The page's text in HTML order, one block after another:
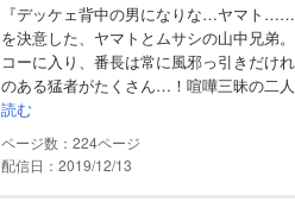
『デッケェ背中の男になりな…ヤマト
を決意した、ヤマトとムサシの山中兄弟
コーに入り、番長は常に風邪っ引きだけ
のある猛者がたくさん…！喧嘩三昧の二
読む
224
配信日：2019/12/13